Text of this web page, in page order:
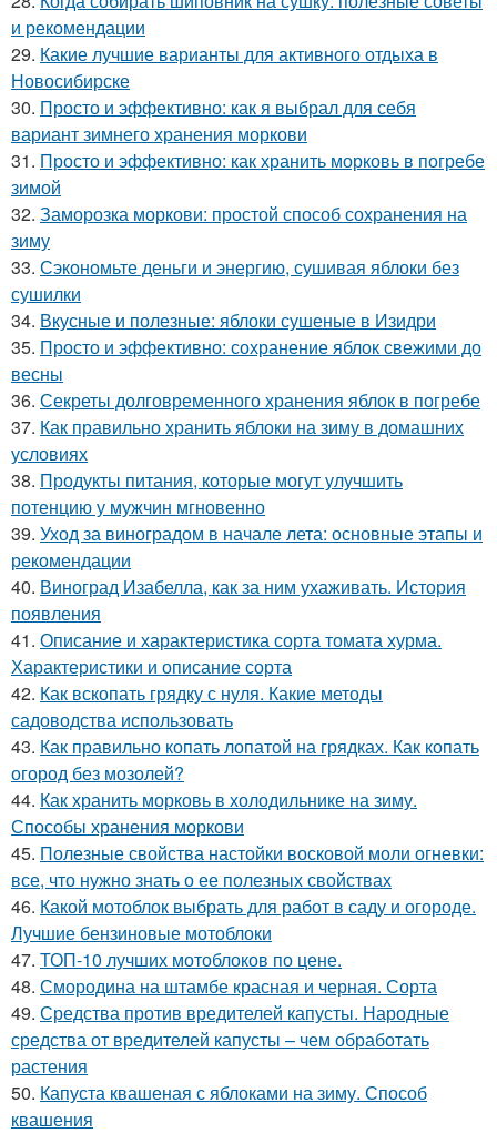
и рекомендации
29. Какие лучшие варианты для активного отдыха в
Новосибирске
30. Просто и эффективно: как я выбрал для себя
вариант зимнего хранения моркови
31. Просто и эффективно: как хранить морковь в погребе
зимой
32. Заморозка моркови: простой способ сохранения на
зиму
33. Сэкономьте деньги и энергию, сушивая яблоки без
сушилки
34. Вкусные и полезные: яблоки сушеные в Изидри
35. Просто и эффективно: сохранение яблок свежими до
весны
36. Секреты долговременного хранения яблок в погребе
37. Как правильно хранить яблоки на зиму в домашних
условиях
38. Продукты питания, которые могут улучшить
потенцию у мужчин мгновенно
39. Уход за виноградом в начале лета: основные этапы и
рекомендации
40. Виноград Изабелла, как за ним ухаживать. История
появления
41. Описание и характеристика сорта томата хурма.
Характеристики и описание сорта
42. Как вскопать грядку с нуля. Какие методы
садоводства использовать
43. Как правильно копать лопатой на грядках. Как копать
огород без мозолей?
44. Как хранить морковь в холодильнике на зиму.
Способы хранения моркови
45. Полезные свойства настойки восковой моли огневки:
все, что нужно знать о ее полезных свойствах
46. Какой мотоблок выбрать для работ в саду и огороде.
Лучшие бензиновые мотоблоки
47. ТОП-10 лучших мотоблоков по цене.
48. Смородина на штамбе красная и черная. Сорта
49. Средства против вредителей капусты. Народные
средства от вредителей капусты – чем обработать
растения
50. Капуста квашеная с яблоками на зиму. Способ
квашения